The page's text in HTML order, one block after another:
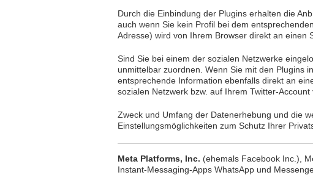
Durch die Einbindung der Plugins erhalten die
auch wenn Sie kein Profil bei dem
Adresse) wird von Ihrem Browser direkt an einen
Sind Sie bei einem der sozialen Netzwerke
unmittelbar zuordnen. Wenn Sie mit den Plugins
entsprechende Information ebenfalls direkt an
sozialen Netzwerk bzw. auf Ihrem Twitter-
Zweck und Umfang der Datenerhebung und die
Einstellungsmöglichkeiten zum Schutz Ihrer
Meta Platforms, Inc. (ehemals Facebook Inc.),
Instant-Messaging-Apps WhatsApp und